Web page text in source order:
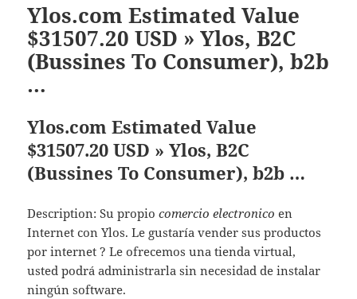
Ylos.com Estimated Value
$31507.20 USD » Ylos, B2C
(Bussines To Consumer), b2b
…
Ylos.com Estimated Value
$31507.20 USD » Ylos, B2C
(Bussines To Consumer), b2b …
Description: Su propiocomercio electronico en
Internet con Ylos. Le gustaría vender sus productos
por internet ? Le ofrecemos una tienda virtual,
usted podrá administrarla sin necesidad de instalar
ningún software.